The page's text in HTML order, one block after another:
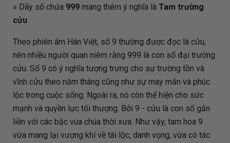
» Dãy số chứa 999mang thêm ý nghĩa là Tam trường
cửu
Theo phiên âm Hán Việt, số 9 thường được đọc là cửu,
nên nhiều người quan niêm rằng 999 là con số đại trường
cửu. Số 9 có ý nghĩa tượng trưng cho sự trường tồn và
vĩnh cửu theo năm tháng cũng như sự may mắn và phúc
lộc trong cuộc sống. Ngoài ra, nó còn thể hiện cho sức
mạnh và quyền lực tối thượng. Bởi 9 - cửu là con số gắn
liền với các bậc vua chúa thời xưa. Như vậy, tam hoa 9
vừa mang lại vượng khí về tài lộc, danh vọng, vừa có tác